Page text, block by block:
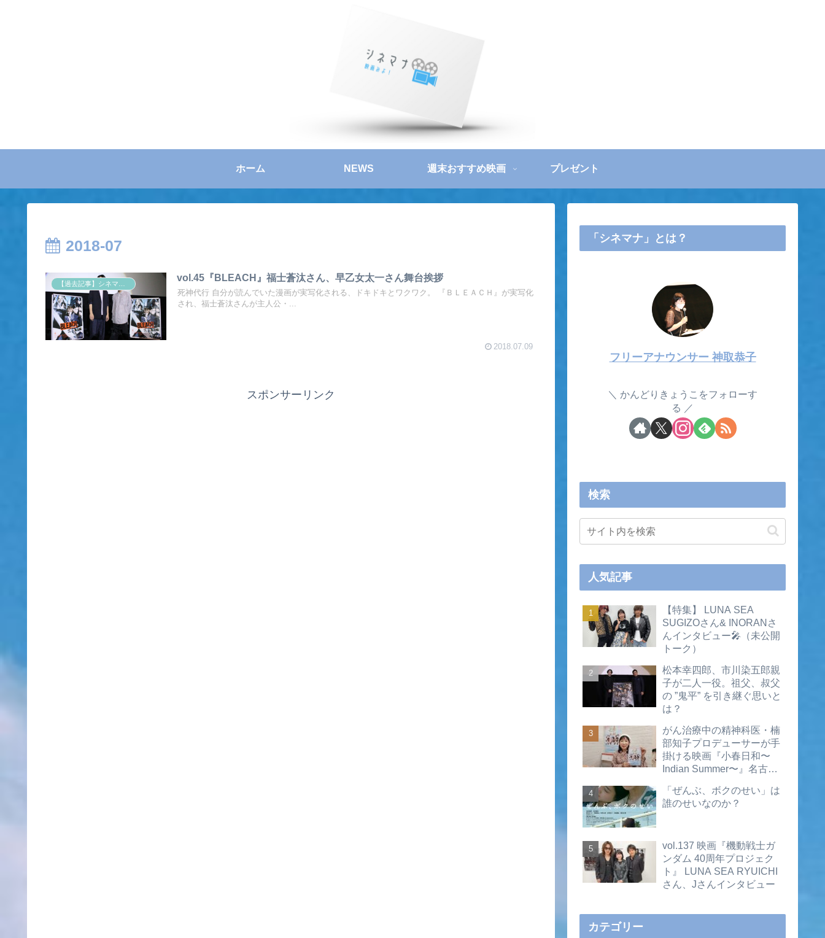
ホーム NEWS 週末おすすめ映画 プレゼント
2018-07
vol.45『BLEACH』福士蒼汰さん、早乙女太一さん舞台挨拶
死神代行 自分が読んでいた漫画が実写化される、ドキドキとワクワク。 『ＢＬＥＡＣＨ』が実写化
され、福士蒼汰さんが主人公・...
2018.07.09
スポンサーリンク
「シネマナ」とは？
フリーアナウンサー 神取恭子
かんどりきょうこをフォローす
る
検索
人気記事
【特集】 LUNA SEA
SUGIZOさん& INORANさ
んインタビュー🎤（未公開
トーク）
松本幸四郎、市川染五郎親
子が二人一役。祖父、叔父
の ”鬼平” を引き継ぐ思いと
は？
がん治療中の精神科医・楠
部知子プロデューサーが手
掛ける映画『小春日和〜
Indian Summer〜』名古屋
画あり）
「ぜんぶ、ボクのせい」は
誰のせいなのか？
vol.137 映画『機動戦士ガ
ンダム 40周年プロジェク
ト』 LUNA SEA RYUICHI
さん、Jさんインタビュー
カテゴリー